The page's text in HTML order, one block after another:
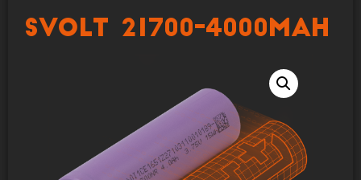
SVOLT 21700-4000mAh